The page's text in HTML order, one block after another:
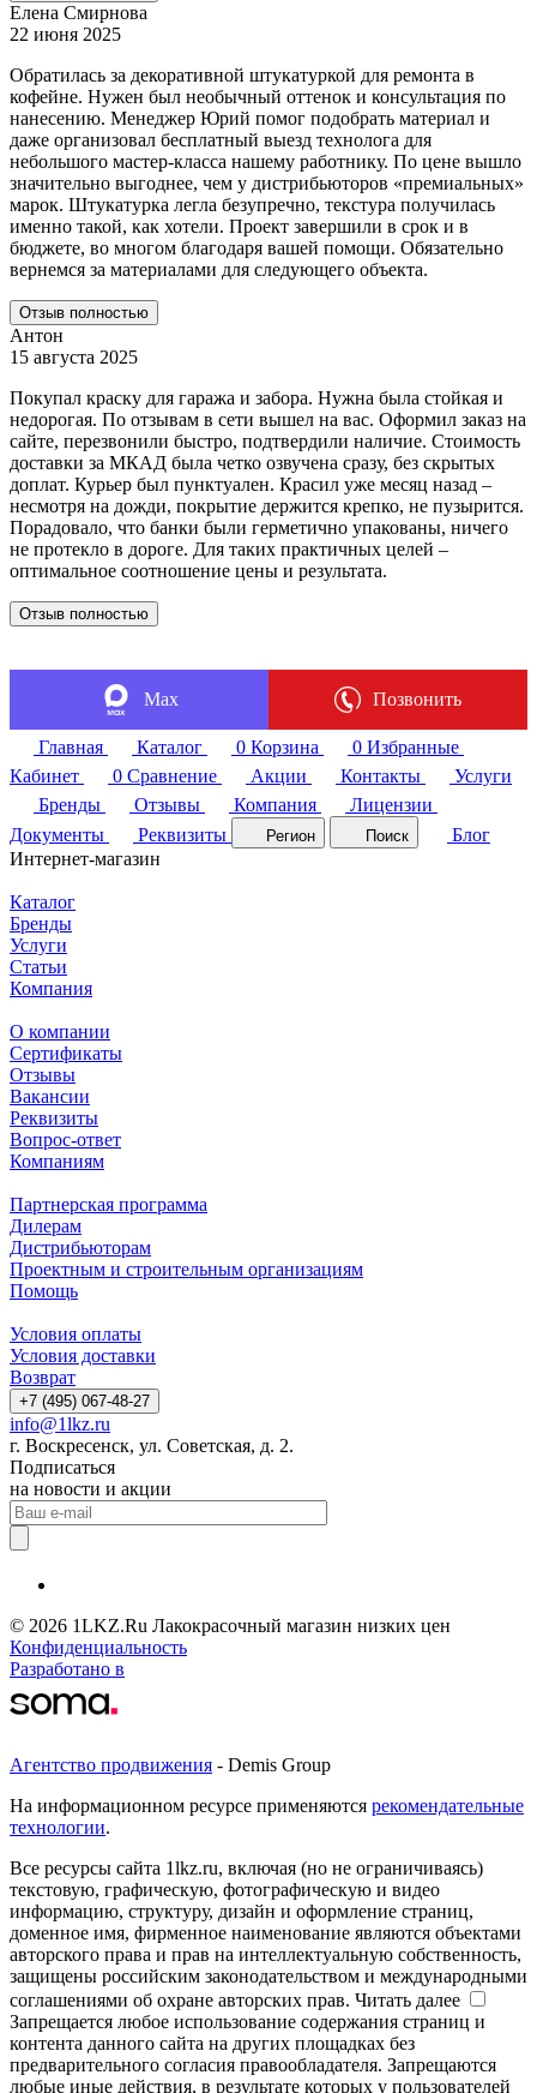
Елена Смирнова
22 июня 2025
Обратилась за декоративной штукатуркой для ремонта в
кофейне. Нужен был необычный оттенок и консультация по
нанесению. Менеджер Юрий помог подобрать материал и
даже организовал бесплатный выезд технолога для
небольшого мастер-класса нашему работнику. По цене вышло
значительно выгоднее, чем у дистрибьюторов «премиальных»
марок. Штукатурка легла безупречно, текстура получилась
именно такой, как хотели. Проект завершили в срок и в
бюджете, во многом благодаря вашей помощи. Обязательно
вернемся за материалами для следующего объекта.
Отзыв полностью
Антон
15 августа 2025
Покупал краску для гаража и забора. Нужна была стойкая и
недорогая. По отзывам в сети вышел на вас. Оформил заказ на
сайте, перезвонили быстро, подтвердили наличие. Стоимость
доставки за МКАД была четко озвучена сразу, без скрытых
доплат. Курьер был пунктуален. Красил уже месяц назад –
несмотря на дожди, покрытие держится крепко, не пузырится.
Порадовало, что банки были герметично упакованы, ничего
не протекло в дороге. Для таких практичных целей –
оптимальное соотношение цены и результата.
Отзыв полностью
Max Позвонить
Главная Каталог 0 Корзина 0 Избранные
Кабинет
0 Сравнение Акции Контакты
Услуги
Бренды
Отзывы Компания
Лицензии
Документы
Реквизиты Регион Поиск
Блог
Интернет-магазин
Каталог
Бренды
Услуги
Статьи
Компания
О компании
Сертификаты
Отзывы
Вакансии
Реквизиты
Вопрос-ответ
Компаниям
Партнерская программа
Дилерам
Дистрибьюторам
Проектным и строительным организациям
Помощь
Условия оплаты
Условия доставки
Возврат
+7 (495) 067-48-27
info@1lkz.ru
г. Воскресенск, ул. Советская, д. 2.
Подписаться
на новости и акции
© 2026 1LKZ.Ru Лакокрасочный магазин низких цен
Конфиденциальность
Разработано в
Агентство продвижения - Demis Group
На информационном ресурсе применяются рекомендательные
технологии.
Все ресурсы сайта 1lkz.ru, включая (но не ограничиваясь)
текстовую, графическую, фотографическую и видео
информацию, структуру, дизайн и оформление страниц,
доменное имя, фирменное наименование являются объектами
авторского права и прав на интеллектуальную собственность,
защищены российским законодательством и международными
соглашениями об охране авторских прав. Читать далее
Запрещается любое использование содержания страниц и
контента данного сайта на других площадках без
предварительного согласия правообладателя. Запрещаются
любые иные действия, в результате которых у пользователей